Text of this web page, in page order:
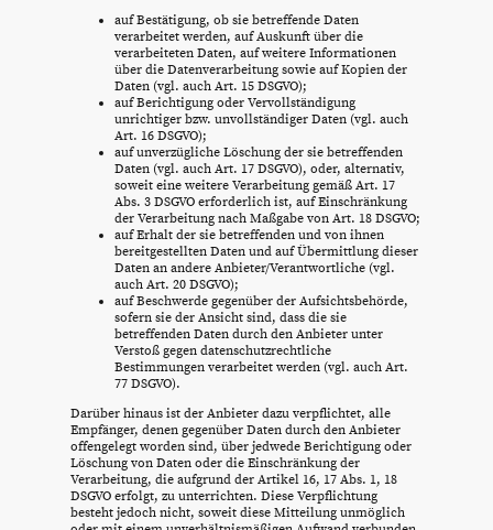
auf Bestätigung, ob sie betreffende Daten
verarbeitet werden, auf Auskunft über die
verarbeiteten Daten, auf weitere Informationen
über die Datenverarbeitung sowie auf Kopien der
Daten (vgl. auch Art. 15 DSGVO);
auf Berichtigung oder Vervollständigung
unrichtiger bzw. unvollständiger Daten (vgl. auch
Art. 16 DSGVO);
auf unverzügliche Löschung der sie betreffenden
Daten (vgl. auch Art. 17 DSGVO), oder, alternativ,
soweit eine weitere Verarbeitung gemäß Art. 17
Abs. 3 DSGVO erforderlich ist, auf Einschränkung
der Verarbeitung nach Maßgabe von Art. 18 DSGVO;
auf Erhalt der sie betreffenden und von ihnen
bereitgestellten Daten und auf Übermittlung dieser
Daten an andere Anbieter/Verantwortliche (vgl.
auch Art. 20 DSGVO);
auf Beschwerde gegenüber der Aufsichtsbehörde,
sofern sie der Ansicht sind, dass die sie
betreffenden Daten durch den Anbieter unter
Verstoß gegen datenschutzrechtliche
Bestimmungen verarbeitet werden (vgl. auch Art.
77 DSGVO).
Darüber hinaus ist der Anbieter dazu verpflichtet, alle
Empfänger, denen gegenüber Daten durch den Anbieter
offengelegt worden sind, über jedwede Berichtigung oder
Löschung von Daten oder die Einschränkung der
Verarbeitung, die aufgrund der Artikel 16, 17 Abs. 1, 18
DSGVO erfolgt, zu unterrichten. Diese Verpflichtung
besteht jedoch nicht, soweit diese Mitteilung unmöglich